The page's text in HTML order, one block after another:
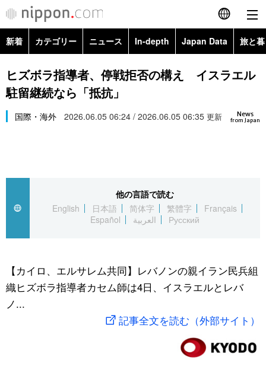
English
简体字
Русский
カテゴリー
経済・ビジネス
国際
文化
トップ
アーカイブ
In-depth
Japan Data
動画/Live
新着 カテゴリー ニュース In-depth Japan Data 旅と
政治・外交
経済・ビジネス
スポーツ・東京2020
Topics
ヒズボラ指導者、停戦拒否の構え イスラエル
駐留継続なら「抵抗」
News
from Japan
国際・海外 2026.06.05 06:24 / 2026.06.05 06:35 更新
他の言語で読む
English
日本語 简体字 繁體字
Français
Español
العربية Русский
【カイロ、エルサレム共同】レバノンの親イラン民兵組
織ヒズボラ指導者カセム師は4日、イスラエルとレバ
ノ...
記事全文を読む（外部サイト）